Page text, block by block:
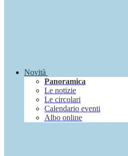
Novità
Panoramica
Le notizie
Le circolari
Calendario eventi
Albo online